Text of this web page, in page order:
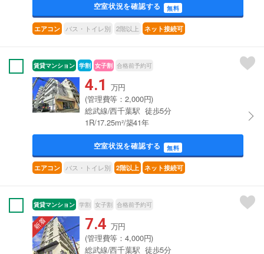
空室状況を確認する 無料
エアコン バス・トイレ別 2階以上 ネット接続可
賃貸マンション 学割 女子割 合格前予約可
4.1 万円
(管理費等：2,000円)
総武線/西千葉駅 徒歩5分
1R/17.25m²/築41年
空室状況を確認する 無料
エアコン バス・トイレ別 2階以上 ネット接続可
賃貸マンション 学割 女子割 合格前予約可
7.4 万円
(管理費等：4,000円)
総武線/西千葉駅 徒歩5分